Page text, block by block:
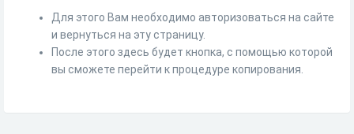
Для этого Вам необходимо авторизоваться на сайте
и вернуться на эту страницу.
После этого здесь будет кнопка, с помощью которой
вы сможете перейти к процедуре копирования.